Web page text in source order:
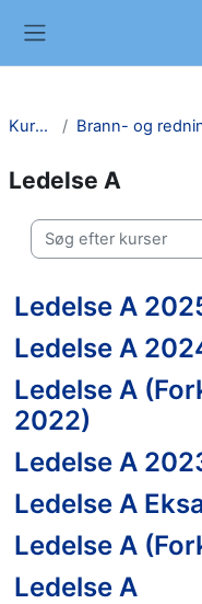
Kurser
Ledelse A
Søg efter kurser
Ledelse A
Ledelse A
Ledelse A
2022)
Ledelse A
Ledelse A
Ledelse A
Ledelse A